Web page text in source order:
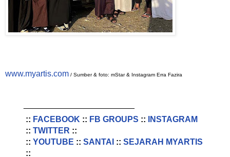
www.myartis.com / Sumber & foto: mStar & Instagram Erra Fazira
:: FACEBOOK :: FB GROUPS ::
INSTAGRAM
:: TWITTER ::
:: YOUTUBE :: SANTAI :: SEJARAH MYARTIS
::